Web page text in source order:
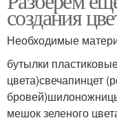
создания
Необходимые
бутылки
цвета)свечапинцет
мешок зеленого